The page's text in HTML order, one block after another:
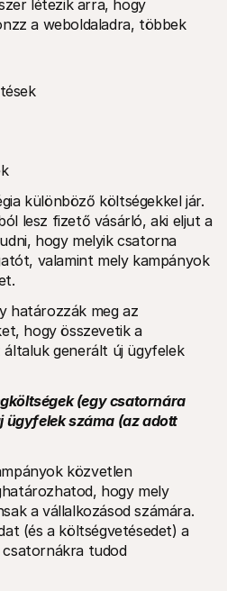
létezik arra, hogy
a weboldaladra, többek
különböző költségekkel jár.
lesz fizető vásárló, aki eljut a
hogy melyik csatorna
valamint mely kampányok
határozzák meg az
hogy összevetik a
generált új ügyfelek
(egy csatornára
ügyfelek száma (az adott
közvetlen
hogy mely
a vállalkozásod számára.
(és a költségvetésedet) a
tudod